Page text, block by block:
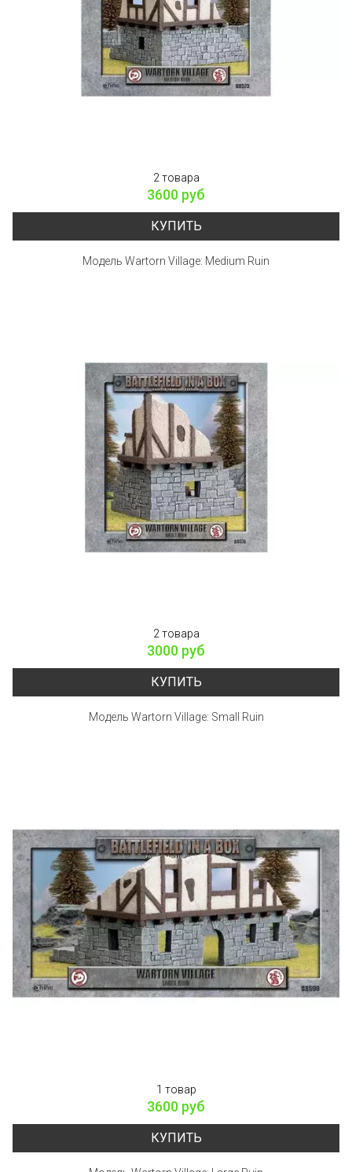
2 товара
3600 руб
КУПИТЬ
Модель Wartorn Village: Medium Ruin
2 товара
3000 руб
КУПИТЬ
Модель Wartorn Village: Small Ruin
1 товар
3600 руб
КУПИТЬ